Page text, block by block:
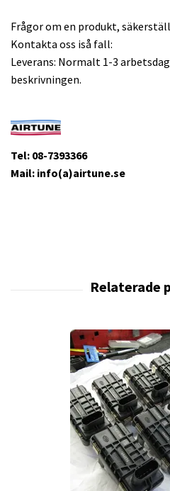
Frågor om en produkt,
Kontakta oss iså fall:
Leverans: Normalt 1-3
beskrivningen.
Tel: 08-7393366
Mail: info(a)airtune.se